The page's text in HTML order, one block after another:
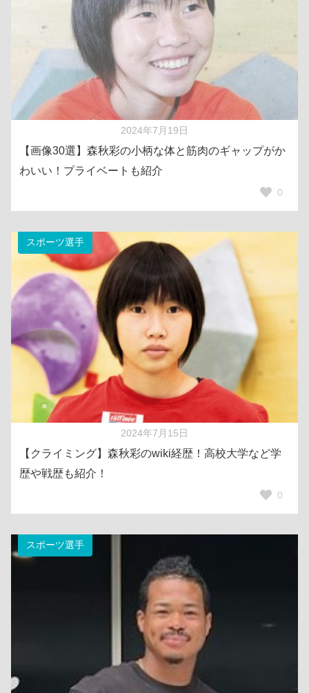
2024年7月19日
【画像30選】森秋彩の小柄な体と筋肉のギャップがか
わいい！プライベートも紹介
0
スポーツ選手
2024年7月15日
【クライミング】森秋彩のwiki経歴！高校大学など学
歴や戦歴も紹介！
0
スポーツ選手